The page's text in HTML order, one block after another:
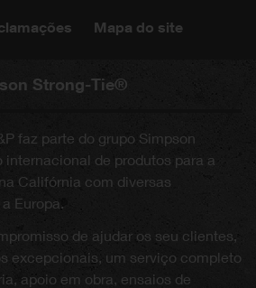
Mapa do site
Strong-Tie®
faz parte do grupo Simpson
internacional de produtos para a
Califórnia com diversas
Europa.
de ajudar os seu clientes,
excepcionais, um serviço completo
apoio em obra, ensaios de